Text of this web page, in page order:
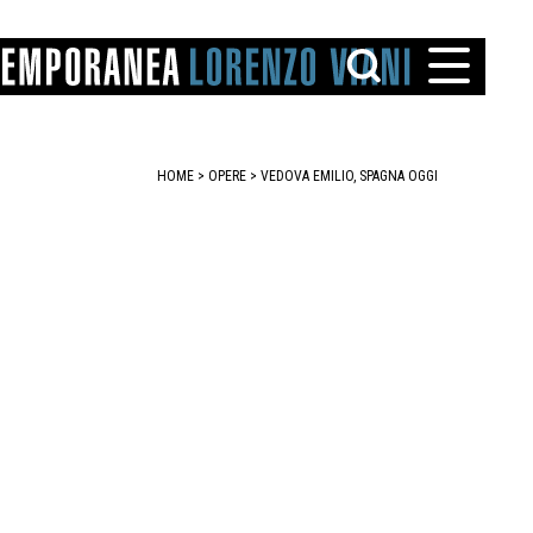
HOME > OPERE > VEDOVA EMILIO, SPAGNA OGGI